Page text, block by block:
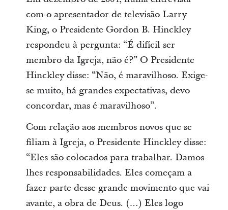
com o apresentador de televisão Larry
King, o Presidente Gordon B. Hinckley
respondeu à pergunta: “É difícil ser
membro da Igreja, não é?” O Presidente
Hinckley disse: “Não, é maravilhoso. Exige-
se muito, há grandes expectativas, devo
concordar, mas é maravilhoso”.
Com relação aos membros novos que se
filiam à Igreja, o Presidente Hinckley disse:
“Eles são colocados para trabalhar. Damos-
lhes responsabilidades. Eles começam a
fazer parte desse grande movimento que vai
avante, a obra de Deus. (…) Eles logo